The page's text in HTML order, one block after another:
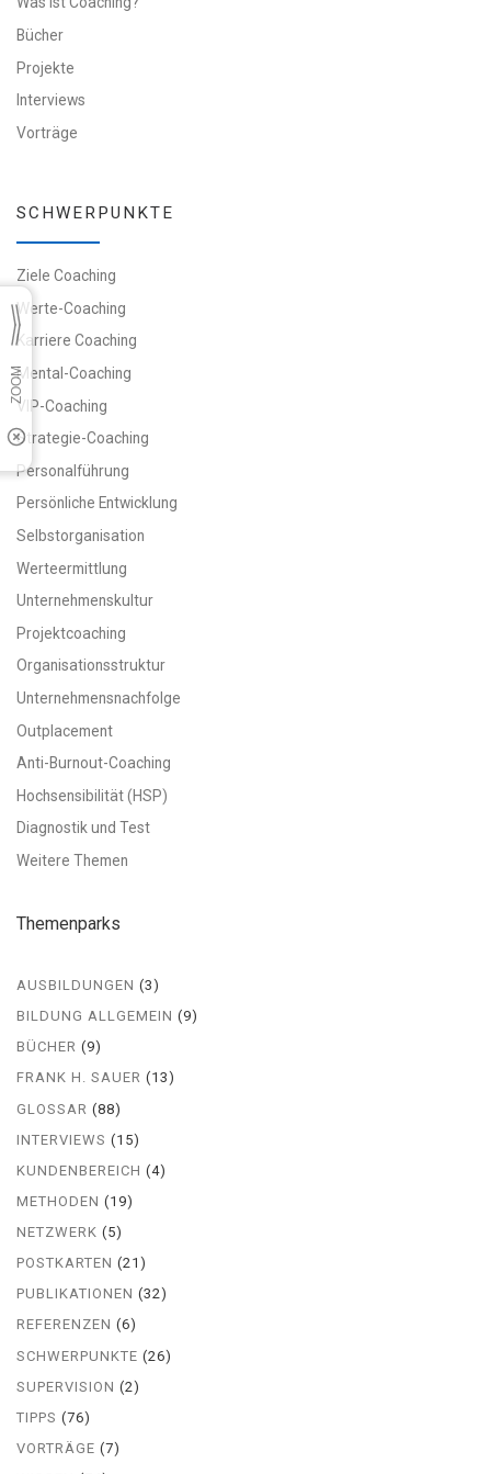
Bücher
Projekte
Interviews
Vorträge
SCHWERPUNKTE
Ziele Coaching
Werte-Coaching
Karriere Coaching
Mental-Coaching
VIP-Coaching
Strategie-Coaching
Personalführung
Persönliche Entwicklung
Selbstorganisation
Werteermittlung
Unternehmenskultur
Projektcoaching
Organisationsstruktur
Unternehmensnachfolge
Outplacement
Anti-Burnout-Coaching
Hochsensibilität (HSP)
Diagnostik und Test
Weitere Themen
Themenparks
AUSBILDUNGEN (3)
BILDUNG ALLGEMEIN (9)
BÜCHER (9)
FRANK H. SAUER (13)
GLOSSAR (88)
INTERVIEWS (15)
KUNDENBEREICH (4)
METHODEN (19)
NETZWERK (5)
POSTKARTEN (21)
PUBLIKATIONEN (32)
REFERENZEN (6)
SCHWERPUNKTE (26)
SUPERVISION (2)
TIPPS (76)
VORTRÄGE (7)